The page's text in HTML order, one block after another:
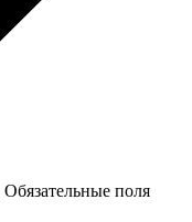
Обязательные поля